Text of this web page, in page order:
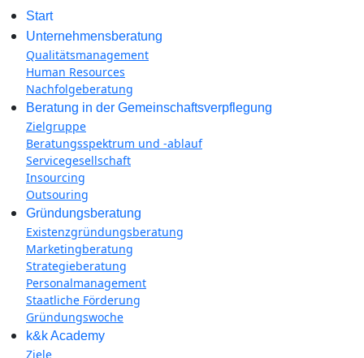
Start
Unternehmensberatung
Qualitätsmanagement
Human Resources
Nachfolgeberatung
Beratung in der Gemeinschaftsverpflegung
Zielgruppe
Beratungsspektrum und -ablauf
Servicegesellschaft
Insourcing
Outsouring
Gründungsberatung
Existenzgründungsberatung
Marketingberatung
Strategieberatung
Personalmanagement
Staatliche Förderung
Gründungswoche
k&k Academy
Ziele